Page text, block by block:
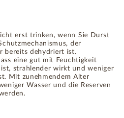
erst trinken, wenn Sie Durst
der
bereits dehydriert ist.
eine gut mit Feuchtigkeit
strahlender wirkt und weniger
Mit zunehmendem Alter
Wasser und die Reserven